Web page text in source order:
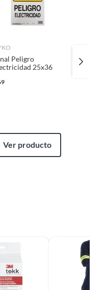
Peligro
25x36
Ver producto
Cinta
hule